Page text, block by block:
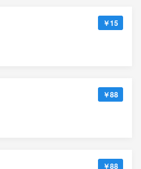
￥15
￥88
￥88